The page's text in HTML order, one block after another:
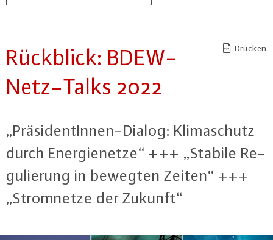
Drucken
Rückblick: BDEW-
Netz-Talks 2022
„Prä­si­den­tIn­nen-Dia­log: Kli­ma­schutz
durch En­er­gie­net­ze“ +++ „Stabile Re­
gu­lie­rung in bewegten Zeiten“ +++
„Strom­net­ze der Zukunft“